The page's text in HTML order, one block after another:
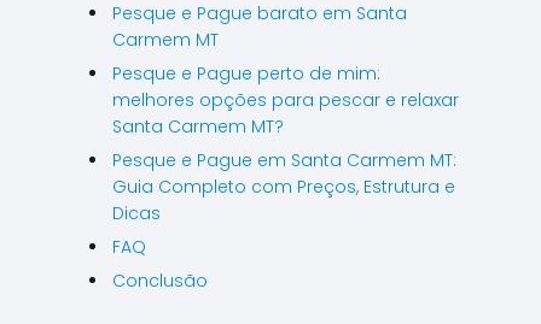
Pesque e Pague barato em Santa
Carmem MT
Pesque e Pague perto de mim:
melhores opções para pescar e relaxar
Santa Carmem MT?
Pesque e Pague em Santa Carmem MT:
Guia Completo com Preços, Estrutura e
Dicas
FAQ
Conclusão